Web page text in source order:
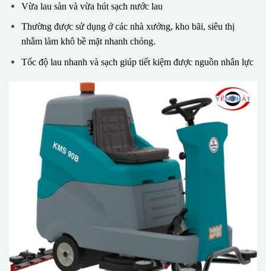
Vừa lau sàn và vừa hút sạch nước lau
Thường được sử dụng ở các nhà xưởng, kho bãi, siêu thị
nhằm làm khô bề mặt nhanh chóng.
Tốc độ lau nhanh và sạch giúp tiết kiệm được nguồn nhân lực